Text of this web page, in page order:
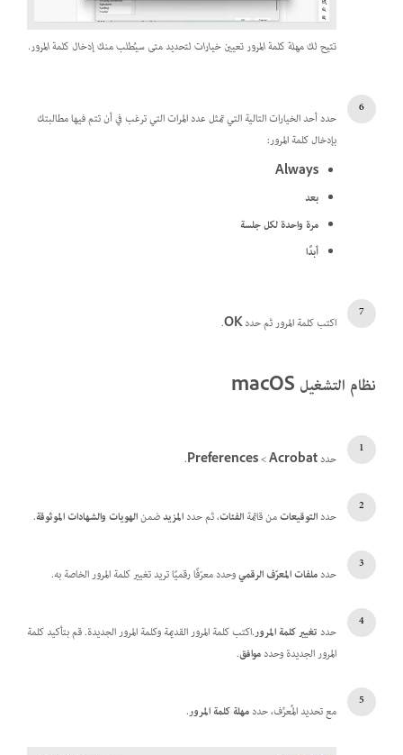
تتيح لك مهلة كلمة المرور تعيين خيارات لتحديد متى سيُطلب منك إدخال كلمة المرور.
حدد أحد الخيارات التالية التي تمثل عدد المرات التي ترغب في أن تتم فيها مطالبتك
بإدخال كلمة المرور:
Always
بعد
مرة واحدة لكل جلسة
أبدًا
اكتب كلمة المرور ثم حددOK
.
نظام التشغيل macOS
حددAcrobat
>‏
Preferences
.
حددالتوقيعاتمن قائمةالفئات، ثم حددالمزيدضمنالهويات والشهادات الموثوقة.
حددملفات المعرّف الرقميوحدد معرّفًا رقميًا تريد تغيير كلمة المرور الخاصة به.
حددتغيير كلمة المرور.اكتب كلمة المرور القديمة وكلمة المرور الجديدة. قم بتأكيد كلمة
المرور الجديدة وحددموافق.
مع تحديد المُعرِّف، حددمهلة كلمة المرور.